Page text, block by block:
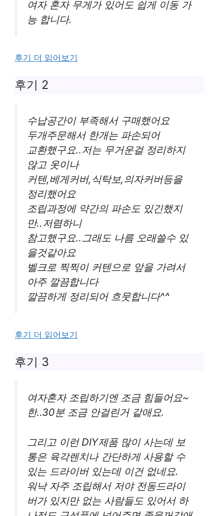
여자 혼자 무게가 있어도 쉽게 이동 가
능 합니다.
후기 더 읽어보기
후기 2
수납공간이 부족해서 구매했어요
두개주문해서 한개는 파손되어
교환했구요..저는 무거운걸 정리하지
않고 옷이나
커텐,베게커버,식탁보,의자커버등을
정리했어요
조립과정에 약간의 파손도 있긴했지
만..저렴하니
참고했구요..그래도 나름 오래쓸수 있
을것같아요
벨크로 찍찍이 커텐으로 앞을 가려서
아주 깔끔합니다
깔끔하게 정리되어 흐뭇합니다^^
후기 더 읽어보기
후기 3
여자혼자 조립하기엔 조금 힘들어요~
한..30분 조금 안걸린거 같애요.
그리고 이런 DIY제품 많이 사는데 보
통은 육각렌치나 간단하게 사용할 수
있는 드라이버 있는데 이건 없네요.
워낙 자주 조립해서 저야 전동드라이
버가 있지만 없는 사람들도 있어서 하